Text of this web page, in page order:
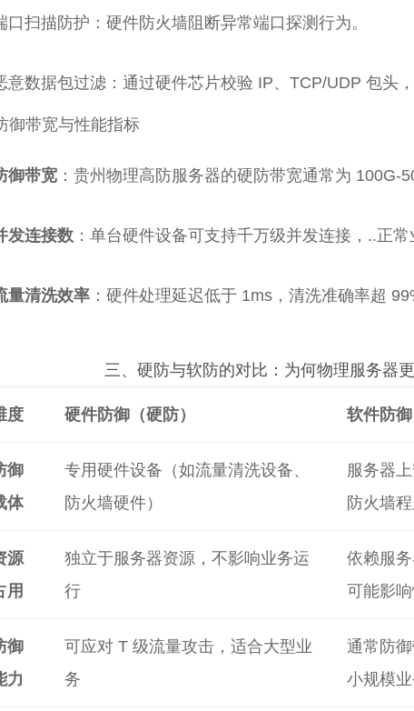
口扫描防护：硬件防火墙阻断异常端口探测行为。
意数据包过滤：通过硬件芯片校验 IP、TCP/UDP 包头
御带宽与性能指标
御带宽 ：贵州物理高防服务器的硬防带宽通常为 100G-
发连接数 ：单台硬件设备可支持千万级并发连接，..正常
量清洗效率 ：硬件处理延迟低于 1ms，清洗准确率超
三、硬防与软防的对比：为何物理服务器
度 硬件防御（硬防） 软件防御
御
体
专用硬件设备（如流量清洗设备、
防火墙硬件）
服务器
防火墙程
源
用
独立于服务器资源，不影响业务运
行
依赖服
可能影
御
力
可应对 T 级流量攻击，适合大型业
务
通常防
小规模